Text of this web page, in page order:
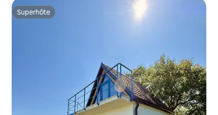
Superhôte
Superhôte